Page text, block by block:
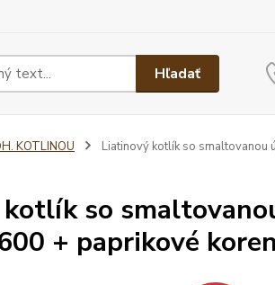
Hľadať
KOTLINOU
Liatinový kotlík so smaltovanou
so
+ paprikové